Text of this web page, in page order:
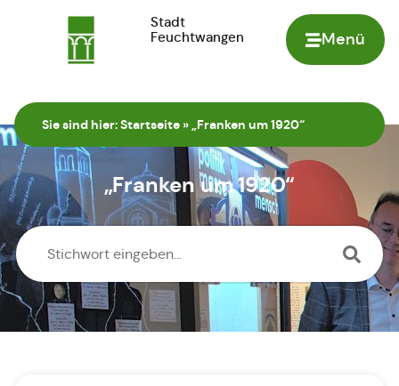
Menü
Stadt
Feuchtwangen
Sie sind hier:Startseite »„Franken um 1920“
„Franken um 1920“